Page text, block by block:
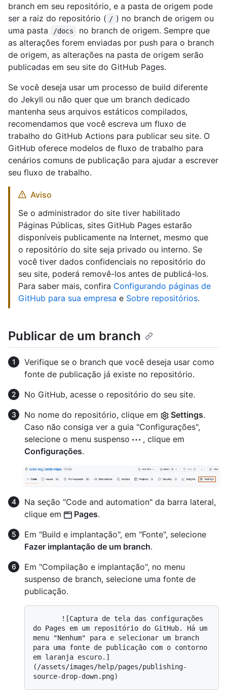
branch em seu repositório, e a pasta de origem pode
ser a raiz do repositório ( / ) no branch de origem ou
uma pasta
/docs
no branch de origem. Sempre que
as alterações forem enviadas por push para o branch
de origem, as alterações na pasta de origem serão
publicadas em seu site do GitHub Pages.
Se você deseja usar um processo de build diferente
do Jekyll ou não quer que um branch dedicado
mantenha seus arquivos estáticos compilados,
recomendamos que você escreva um fluxo de
trabalho do GitHub Actions para publicar seu site. O
GitHub oferece modelos de fluxo de trabalho para
cenários comuns de publicação para ajudar a escrever
seu fluxo de trabalho.
Aviso
Se o administrador do site tiver habilitado
Páginas Públicas, sites GitHub Pages estarão
disponíveis publicamente na Internet, mesmo que
o repositório do site seja privado ou interno. Se
você tiver dados confidenciais no repositório do
seu site, poderá removê-los antes de publicá-los.
Para saber mais, confira Configurando páginas de
GitHub para sua empresa e Sobre repositórios.
Publicar de um branch
Verifique se o branch que você deseja usar como
fonte de publicação já existe no repositório.
No GitHub, acesse o repositório do seu site.
No nome do repositório, clique em
Settings.
Caso não consiga ver a guia "Configurações",
selecione o menu suspenso
, clique em
Configurações.
Na seção "Code and automation" da barra lateral,
clique em
Pages.
Em "Build e implantação", em "Fonte", selecione
Fazer implantação de um branch.
Em "Compilação e implantação", no menu
suspenso de branch, selecione uma fonte de
publicação.
do Pages em um repositório do GitHub. Há um
menu "Nenhum" para e selecionar um branch
para uma fonte de publicação com o contorno
em laranja escuro.]
(/assets/images/help/pages/publishing-